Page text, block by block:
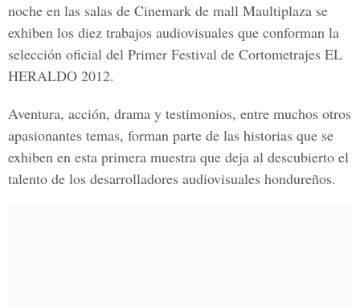
noche en las salas de Cinemark de mall Maultiplaza se
exhiben los diez trabajos audiovisuales que conforman la
selección oficial del Primer Festival de Cortometrajes EL
HERALDO 2012.
Aventura, acción, drama y testimonios, entre muchos otros
apasionantes temas, forman parte de las historias que se
exhiben en esta primera muestra que deja al descubierto el
talento de los desarrolladores audiovisuales hondureños.